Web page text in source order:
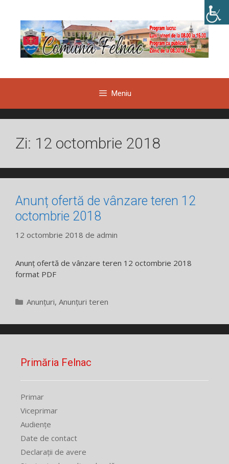
conținut
Meniu
Zi: 12 octombrie 2018
Anunț ofertă de vânzare teren 12
octombrie 2018
12 octombrie 2018 de admin
Anunț ofertă de vânzare teren 12 octombrie 2018
format PDF
Categorii
Anunțuri, Anunțuri teren
Primăria Felnac
Primar
Viceprimar
Audiențe
Date de contact
Declarații de avere